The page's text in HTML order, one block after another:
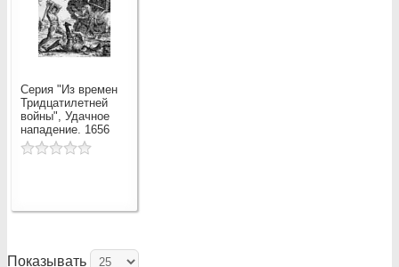
Серия "Из времен
Тридцатилетней
войны", Удачное
нападение. 1656
Показывать